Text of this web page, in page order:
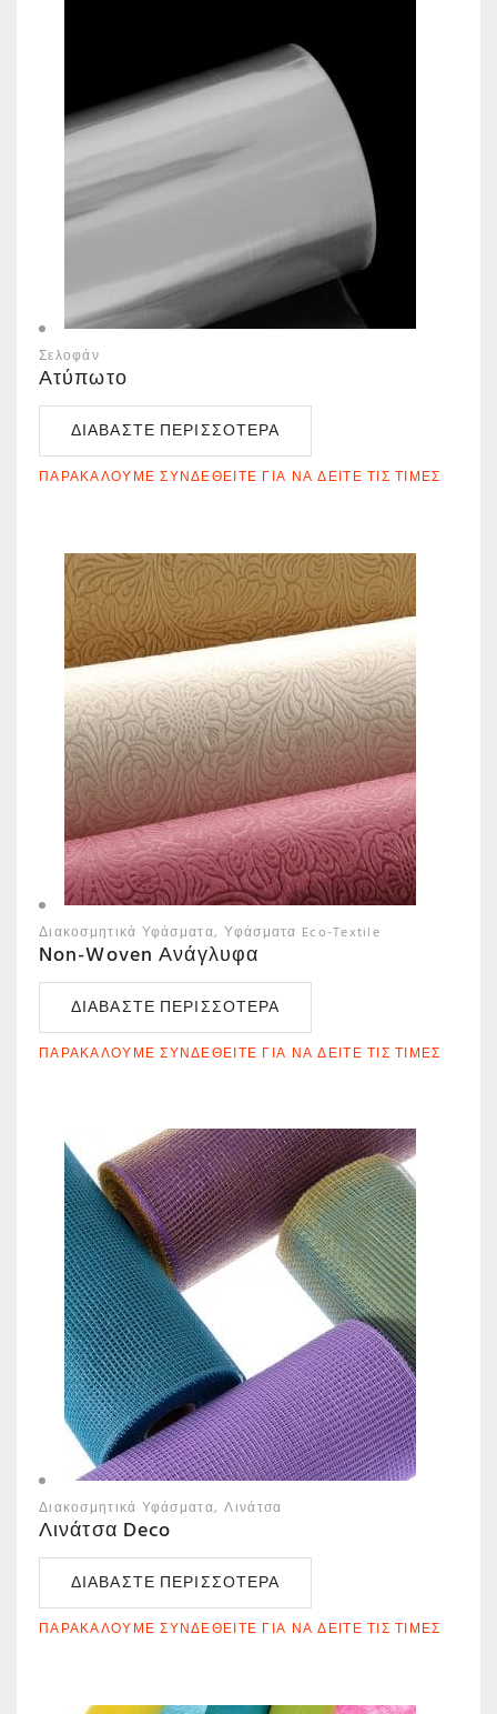
Σελοφάν
Ατύπωτο
ΔΙΑΒΆΣΤΕ ΠΕΡΙΣΣΌΤΕΡΑ
ΠΑΡΑΚΑΛΟΎΜΕ ΣΥΝΔΕΘΕΊΤΕ ΓΙΑ ΝΑ ΔΕΊΤΕ ΤΙΣ ΤΙΜΈΣ
Διακοσμητικά Υφάσματα Υφάσματα Eco-Textile
Non-Woven Ανάγλυφα
ΔΙΑΒΆΣΤΕ ΠΕΡΙΣΣΌΤΕΡΑ
ΠΑΡΑΚΑΛΟΎΜΕ ΣΥΝΔΕΘΕΊΤΕ ΓΙΑ ΝΑ ΔΕΊΤΕ ΤΙΣ ΤΙΜΈΣ
Διακοσμητικά Υφάσματα Λινάτσα
Λινάτσα Deco
ΔΙΑΒΆΣΤΕ ΠΕΡΙΣΣΌΤΕΡΑ
ΠΑΡΑΚΑΛΟΎΜΕ ΣΥΝΔΕΘΕΊΤΕ ΓΙΑ ΝΑ ΔΕΊΤΕ ΤΙΣ ΤΙΜΈΣ